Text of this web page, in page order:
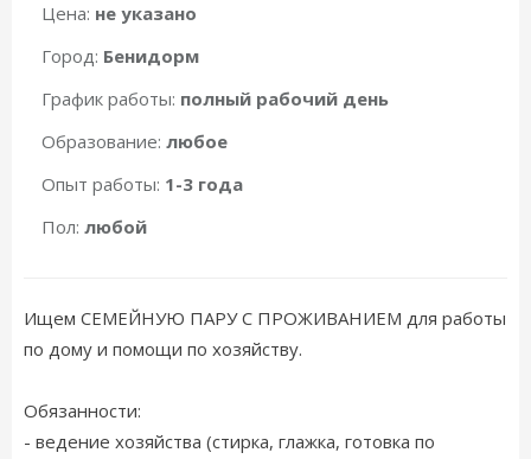
Цена: не указано
Город: Бенидорм
График работы: полный рабочий день
Образование: любое
Опыт работы: 1-3 года
Пол: любой
Ищем СЕМЕЙНУЮ ПАРУ С ПРОЖИВАНИЕМ для работы
по дому и помощи по хозяйству.
Обязанности:
- ведение хозяйства (стирка, глажка, готовка по